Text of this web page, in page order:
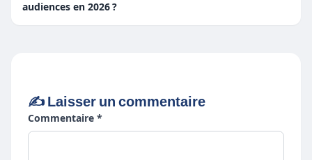
audiences en 2026 ?
✍️ Laisser un commentaire
Commentaire *